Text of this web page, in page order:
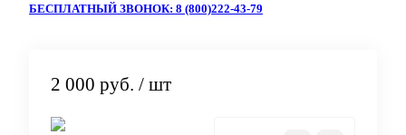
БЕСПЛАТНЫЙ ЗВОНОК: 8 (800)222-43-79
2 000 руб. / шт